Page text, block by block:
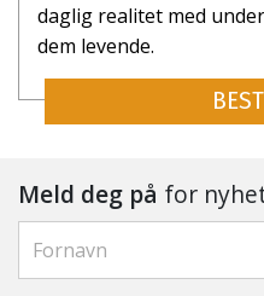
daglig realitet med
dem levende.
Meld deg på for